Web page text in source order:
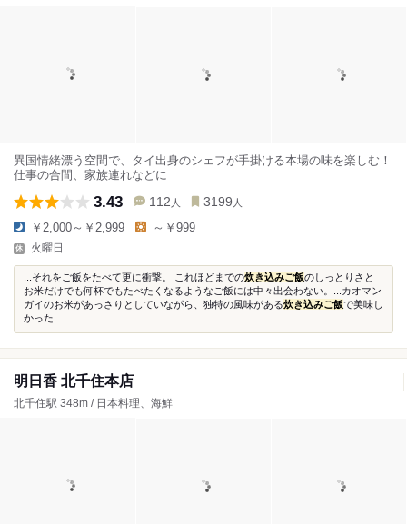
異国情緒漂う空間で、タイ出身のシェフが手掛ける本場の味を楽しむ！
仕事の合間、家族連れなどに
3.43 112 人 3199 人
￥2,000～￥2,999 ～￥999
火曜日
...それをご飯をたべて更に衝撃。 これほどまでの炊き込みご飯のしっとりさと
お米だけでも何杯でもたべたくなるようなご飯には中々出会わない。...カオマン
ガイのお米があっさりとしていながら、独特の風味がある炊き込みご飯で美味し
かった...
明日香 北千住本店
北千住駅 348m / 日本料理、海鮮